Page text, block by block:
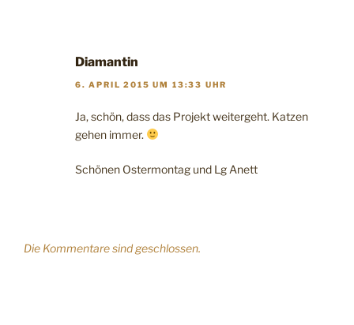
Diamantin
6. APRIL 2015 UM 13:33 UHR
Ja, schön, dass das Projekt weitergeht. Katzen
gehen immer.
Schönen Ostermontag und Lg Anett
Die Kommentare sind geschlossen.